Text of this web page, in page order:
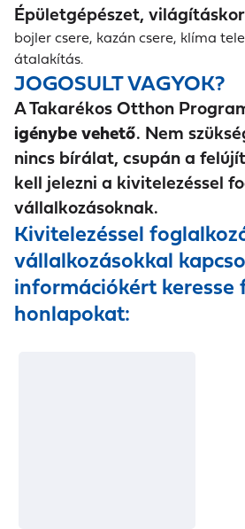
Épületgépészet,
bojler csere, kazán csere, klíma
átalakítás.
JOGOSULT VAGYOK?
A Takarékos Otthon
igénybe vehető. Nem
nincs bírálat, csupán a
kell jelezni a kivitelezéssel
vállalkozásoknak.
Kivitelezéssel
vállalkozásokkal
információkért keresse
honlapokat: